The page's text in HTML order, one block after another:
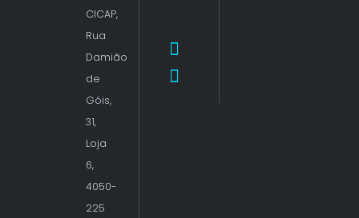
CICAP,
Rua
Damião
de
Góis,
31,
Loja
6,
4050-
225